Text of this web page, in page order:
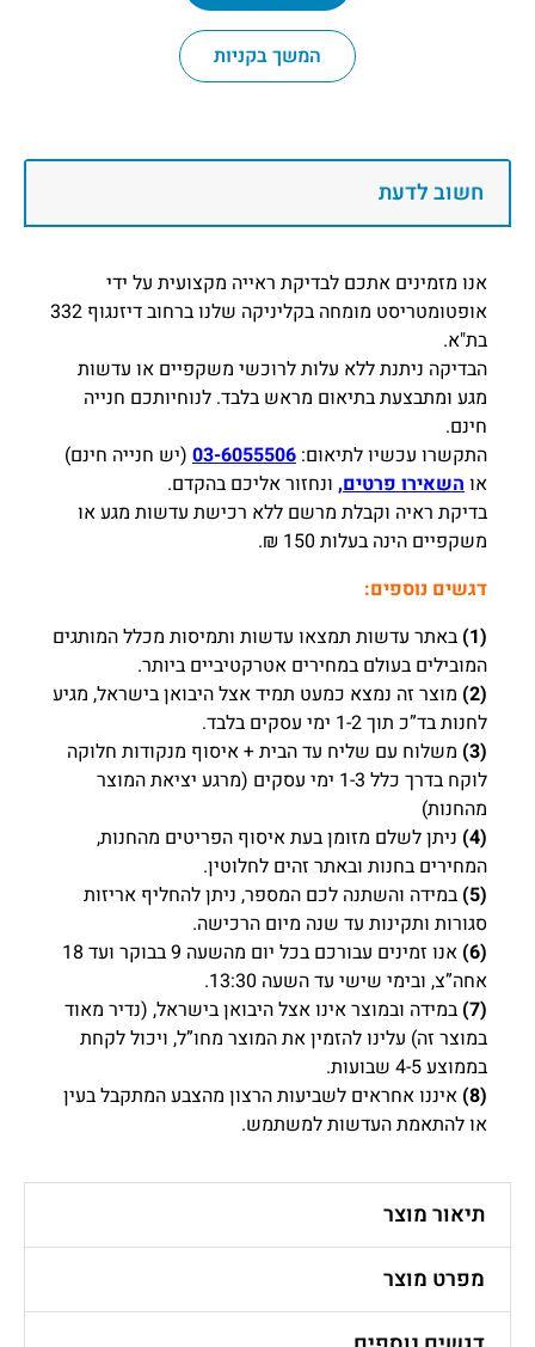
המשך בקניות
חשוב לדעת
אנו מזמינים אתכם לבדיקת ראייה מקצועית על ידי
אופטומטריסט מומחה בקליניקה שלנו ברחוב דיזנגוף 332
בת"א.
הבדיקה ניתנת ללא עלות לרוכשי משקפיים או עדשות
מגע ומתבצעת בתיאום מראש בלבד. לנוחיותכם חנייה
חינם.
התקשרו עכשיו לתיאום: 03-6055506 (יש חנייה חינם)
אוהשאירו פרטים, ונחזור אליכם בהקדם.
בדיקת ראיה וקבלת מרשם ללא רכישת עדשות מגע או
משקפיים הינה בעלות 150 ₪.
דגשים נוספים:
(1)
באתר עדשות תמצאו עדשות ותמיסות מכלל המותגים
המובילים בעולם במחירים אטרקטיביים ביותר.
(2)
מוצר זה נמצא כמעט תמיד אצל היבואן בישראל, מגיע
לחנות בד”כ תוך 1-2 ימי עסקים בלבד.
(3)
משלוח עם שליח עד הבית + איסוף מנקודות חלוקה
לוקח בדרך כלל 1-3 ימי עסקים (מרגע יציאת המוצר
מהחנות)
(4)
ניתן לשלם מזומן בעת איסוף הפריטים מהחנות,
המחירים בחנות ובאתר זהים לחלוטין.
(5)
במידה והשתנה לכם המספר, ניתן להחליף אריזות
סגורות ותקינות עד שנה מיום הרכישה.
(6)
אנו זמינים עבורכם בכל יום מהשעה 9 בבוקר ועד 18
אחה”צ, ובימי שישי עד השעה 13:30.
(7)
במידה ובמוצר אינו אצל היבואן בישראל, (נדיר מאוד
במוצר זה) עלינו להזמין את המוצר מחו”ל, ויכול לקחת
בממוצע 4-5 שבועות.
(8)
איננו אחראים לשביעות הרצון מהצבע המתקבל בעין
או להתאמת העדשות למשתמש.
תיאור מוצר
מפרט מוצר